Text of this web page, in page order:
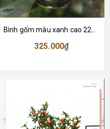
Bình gốm màu xanh cao 22cm - BG238
325.000₫